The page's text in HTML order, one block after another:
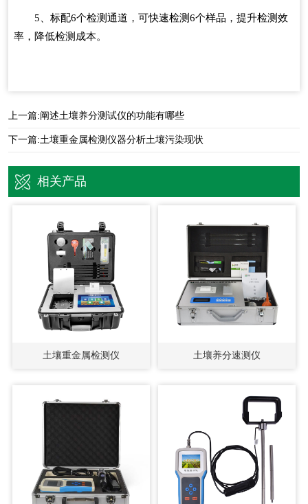
5、标配6个检测通道，可快速检测6个样品，提升检测效
率，降低检测成本。
上一篇:阐述土壤养分测试仪的功能有哪些
下一篇:土壤重金属检测仪器分析土壤污染现状
相关产品
土壤重金属检测仪 土壤养分速测仪